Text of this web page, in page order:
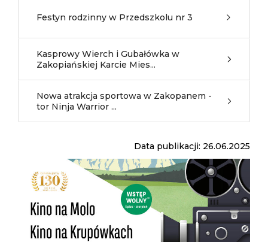
Festyn rodzinny w Przedszkolu nr 3
Kasprowy Wierch i Gubałówka w
Zakopiańskiej Karcie Mies...
Nowa atrakcja sportowa w Zakopanem -
tor Ninja Warrior ...
Data publikacji: 26.06.2025